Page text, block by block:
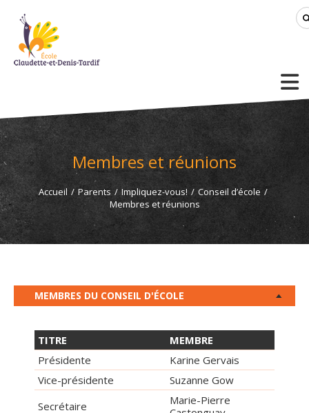
Membres et réunions
Accueil / Parents / Impliquez-vous! / Conseil d’école /
Membres et réunions
MEMBRES DU CONSEIL D'ÉCOLE
TITRE
MEMBRE
Présidente
Karine Gervais
Vice-présidente
Suzanne Gow
Secrétaire
Marie-Pierre